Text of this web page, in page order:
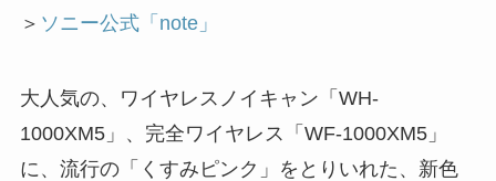
＞ ソニー公式「note」
大人気の、ワイヤレスノイキャン「WH-
1000XM5」、完全ワイヤレス「WF-1000XM5」
に、流行の「くすみピンク」をとりいれた、新色